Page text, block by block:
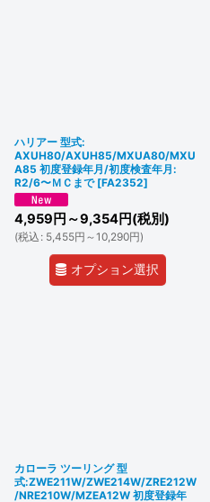
ハリアー 型式:
AXUH80/AXUH85/MXUA80/MXU
A85 初度登録年月/初度検査年月:
R2/6〜ＭＣまで [FA2352]
4,959 円 ～9,354円(税別)
(税込 : 5,455円 ～10,290円)
オプション選択
カローラ ツーリング 型
式:ZWE211W/ZWE214W/ZRE212W
/NRE210W/MZEA12W 初度登録年